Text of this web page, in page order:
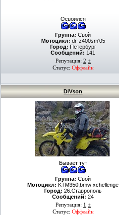
Освоился
Группа: Свой
Мотоцикл: dr-z400sm'05
Город: Петербург
Сообщений: 141
Репутация: 2 ±
Статус: Оффлайн
DiVson
Бывает тут
Группа: Свой
Мотоцикл: KTM350,bmw xchellenge
Город: 26.Ставрополь
Сообщений: 24
Репутация: 1 ±
Статус: Оффлайн